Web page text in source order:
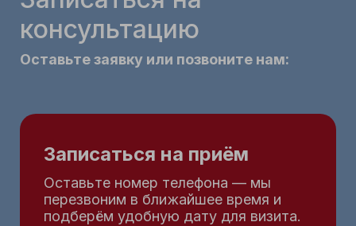
консультацию
Оставьте заявку или позвоните нам:
Записаться на приём
Оставьте номер телефона — мы
перезвоним в ближайшее время и
подберём удобную дату для визита.